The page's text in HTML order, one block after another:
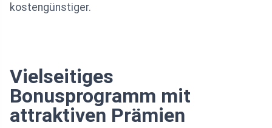
kostengünstiger.
Vielseitiges
Bonusprogramm mit
attraktiven Prämien